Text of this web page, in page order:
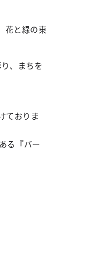
花と緑の東
、まちを
ておりま
る『バー